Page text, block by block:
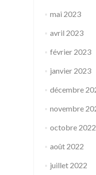
mai 2023
avril 2023
février 2023
janvier 2023
décembre
novembre
octobre 2022
août 2022
juillet 2022